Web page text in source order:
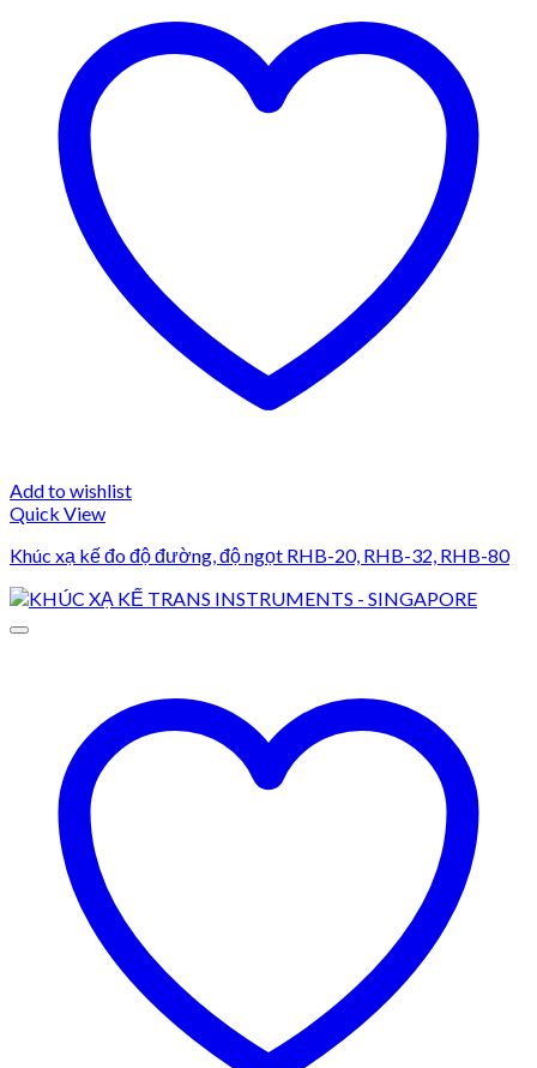
Add to wishlist
Quick View
Khúc xạ kế đo độ đường, độ ngọt RHB-20, RHB-32, RHB-80